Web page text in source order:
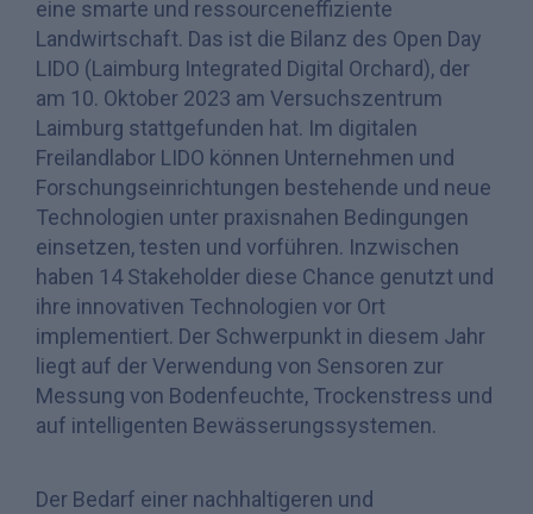
eine smarte und ressourceneffiziente
Landwirtschaft. Das ist die Bilanz des Open Day
LIDO (Laimburg Integrated Digital Orchard), der
am 10. Oktober 2023 am Versuchszentrum
Laimburg stattgefunden hat. Im digitalen
Freilandlabor LIDO können Unternehmen und
Forschungseinrichtungen bestehende und neue
Technologien unter praxisnahen Bedingungen
einsetzen, testen und vorführen. Inzwischen
haben 14 Stakeholder diese Chance genutzt und
ihre innovativen Technologien vor Ort
implementiert. Der Schwerpunkt in diesem Jahr
liegt auf der Verwendung von Sensoren zur
Messung von Bodenfeuchte, Trockenstress und
auf intelligenten Bewässerungssystemen.
Der Bedarf einer nachhaltigeren und